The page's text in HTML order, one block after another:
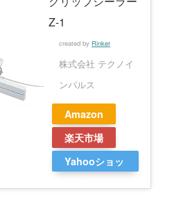
Z-1
created by Rinker
株式会社 テクノイ
ンパルス
Amazon
楽天市場
Yahooショッ